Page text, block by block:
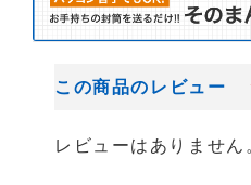
この商品のレビュー
レビューはありません